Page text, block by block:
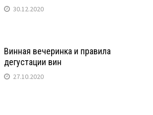
30.12.2020
Винная вечеринка и правила
дегустации вин
27.10.2020